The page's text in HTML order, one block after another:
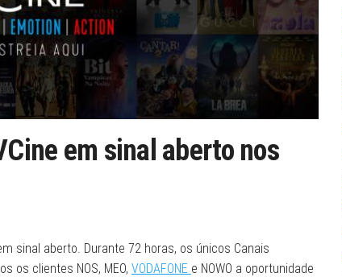
em sinal aberto nos
sinal aberto. Durante 72 horas, os únicos Canais
os clientes NOS, MEO, VODAFONE e NOWO a oportunidade